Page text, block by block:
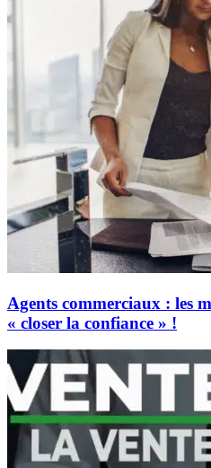
Agents commerciaux : les
« closer la confiance » !